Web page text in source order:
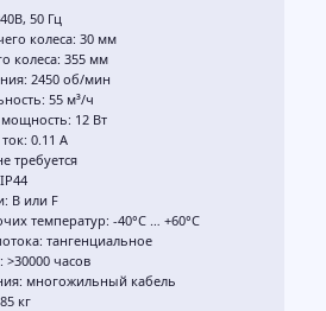
50 Гц
колеса: 30 мм
колеса: 355 мм
2450 об/мин
55 м³/ч
12 Вт
0.11 А
требуется
B или F
температур: -40°C … +60°C
тангенциальное
>30000 часов
многожильный кабель
кг